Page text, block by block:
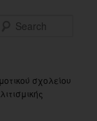
σχολείου